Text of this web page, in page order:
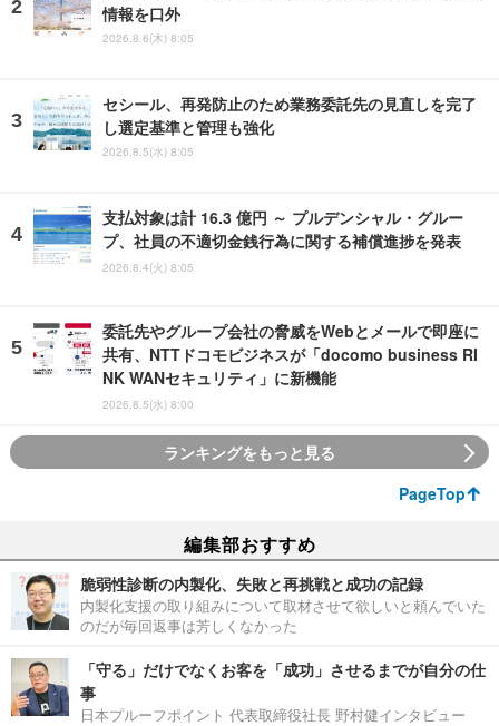
情報を口外
2026.8.6(木) 8:05
セシール、再発防止のため業務委託先の見直しを完了
し選定基準と管理も強化
2026.8.5(水) 8:05
支払対象は計 16.3 億円 ～ プルデンシャル・グルー
プ、社員の不適切金銭行為に関する補償進捗を発表
2026.8.4(火) 8:05
委託先やグループ会社の脅威をWebとメールで即座に
共有、NTTドコモビジネスが「docomo business RI
NK WANセキュリティ」に新機能
2026.8.5(水) 8:00
ランキングをもっと見る
PageTop
編集部おすすめ
脆弱性診断の内製化、失敗と再挑戦と成功の記録
内製化支援の取り組みについて取材させて欲しいと頼んでいた
のだが毎回返事は芳しくなかった
「守る」だけでなくお客を「成功」させるまでが自分の仕
事
日本プルーフポイント 代表取締役社長 野村健インタビュー